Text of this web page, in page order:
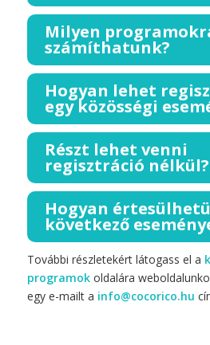
Milyen
számíthatunk?
Hogyan lehet
egy közösségi
Részt lehet venni
regisztráció nélkül?
Hogyan
következő
További részletekért látogass el a
programokoldalára
egy e-mailt a info@cocorico.hu